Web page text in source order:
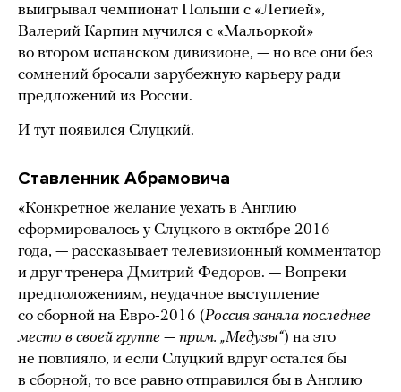
выигрывал чемпионат Польши с «Легией»,
Валерий Карпин мучился с «Мальоркой»
во втором испанском дивизионе, — но все они без
сомнений бросали зарубежную карьеру ради
предложений из России.
И тут появился Слуцкий.
Ставленник Абрамовича
«Конкретное желание уехать в Англию
сформировалось у Слуцкого в октябре 2016
года, — рассказывает телевизионный комментатор
и друг тренера Дмитрий Федоров. — Вопреки
предположениям, неудачное выступление
со сборной на Евро-2016 (Россия заняла последнее
место в своей группе — прим. „Медузы“) на это
не повлияло, и если Слуцкий вдруг остался бы
в сборной, то все равно отправился бы в Англию